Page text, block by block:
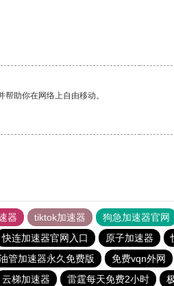
助你在网络上自由移动。
器 tiktok加速器 狗急加速器官网
快连加速器官网入口 原子加速器
管加速器永久免费版 免费vqn外网
云梯加速器 雷霆每天免费2小时